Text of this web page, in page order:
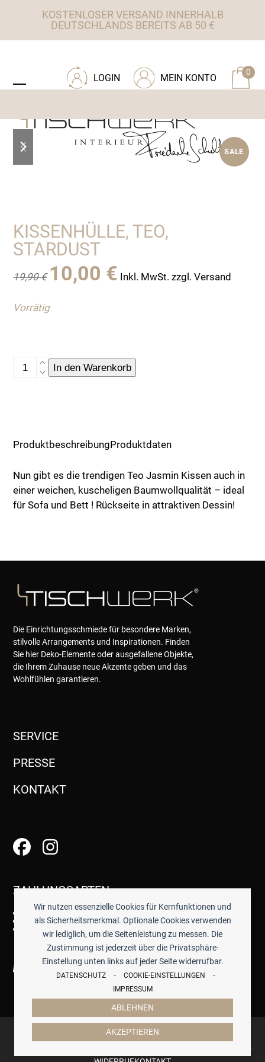
Wir nutzen essenzielle Cookies für Kernfunktionen und
als Sicherheitsmerkmal. Optionale Cookies verwenden
wir lediglich, um die Seitenleistung zu messen. Die
Zustimmung ist jederzeit über die Privatsphäre-
Einstellung unten links auf jeder Seite widerrufbar.
DATENSCHUTZ - COOKIE-EINSTELLUNGEN -
IMPRESSUM
AKZEPTIEREN
ABLEHNEN
KOSTENLOSER VERSAND INNERHALB
DEUTSCHLANDS BEREITS AB 50 €
0
MEIN KONTO
LOGIN
mobile
mobile
SALE
slide
slide
KISSENHÜLLE, TEO,
STARDUST
19,90€
Ursprünglicher
Preis
19,90 €
10,00 € Preis
Inkl. MwSt. zzgl. Versand
Vorrätig
Kissenhülle,In den Warenkorb
ProduktbeschreibungProduktdaten
Nun gibt es die trendigen Teo Jasmin Kissen auch in
einer weichen, kuscheligen Baumwollqualität – ideal
für Sofa und Bett ! Rückseite in attraktiven Dessin!
Die Einrichtungsschmiede für besondere Marken,
stilvolle Arrangements und Inspirationen. Finden
Sie hier Deko-Elemente oder ausgefallene Objekte,
die Ihrem Zuhause neue Akzente geben und das
Wohlfühlen garantieren.
SERVICE
PRESSE
KONTAKT
ZAHLUNGSARTEN
© 2026 -TISCHWERK- ALLE PREISE INKL. GESETZTL.
MWST.
ZAHLUNG & VERSAND